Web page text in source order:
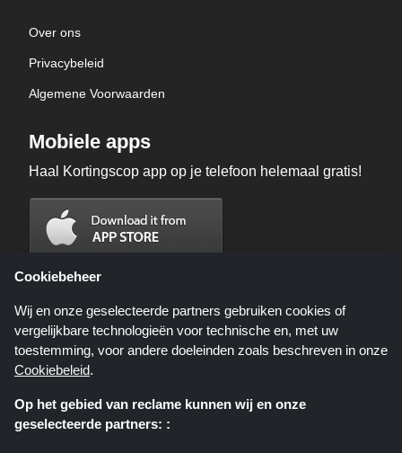
Over ons
Privacybeleid
Algemene Voorwaarden
Mobiele apps
Haal Kortingscop app op je telefoon helemaal gratis!
Kortingscop.nl is een website die u deals, kortingen en kortingscodes biedt;
Cookiebeheer
Wij en onze geselecteerde partners gebruiken cookies of
vergelijkbare technologieën voor technische en, met uw
toestemming, voor andere doeleinden zoals beschreven in onze
Cookiebeleid.
Op het gebied van reclame kunnen wij en onze
geselecteerde partners: :